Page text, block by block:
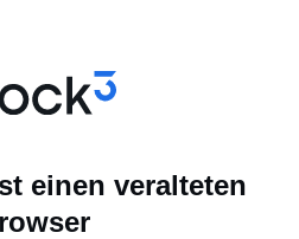
einen veralteten